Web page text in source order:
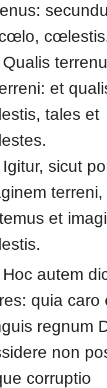
et
tales et
sicut
terreni,
et
autem
quia caro
regnum
non
corruptio